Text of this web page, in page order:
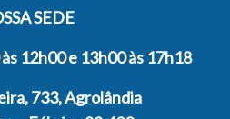
SEDE
às 12h00 e 13h00 às 17h18
733, Agrolândia